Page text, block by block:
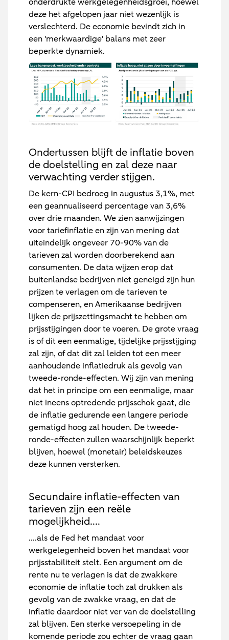
deze het afgelopen jaar niet wezenlijk is
verslechterd. De economie bevindt zich in
een 'merkwaardige' balans met zeer
beperkte dynamiek.
Ondertussen blijft de inflatie boven
de doelstelling en zal deze naar
verwachting verder stijgen.
De kern-CPI bedroeg in augustus 3,1%, met
een geannualiseerd percentage van 3,6%
over drie maanden. We zien aanwijzingen
voor tariefinflatie en zijn van mening dat
uiteindelijk ongeveer 70-90% van de
tarieven zal worden doorberekend aan
consumenten. De data wijzen erop dat
buitenlandse bedrijven niet geneigd zijn hun
prijzen te verlagen om de tarieven te
compenseren, en Amerikaanse bedrijven
lijken de prijszettingsmacht te hebben om
prijsstijgingen door te voeren. De grote vraag
is of dit een eenmalige, tijdelijke prijsstijging
zal zijn, of dat dit zal leiden tot een meer
aanhoudende inflatiedruk als gevolg van
tweede-ronde-effecten. Wij zijn van mening
dat het in principe om een eenmalige, maar
niet ineens optredende prijsschok gaat, die
de inflatie gedurende een langere periode
gematigd hoog zal houden. De tweede-
ronde-effecten zullen waarschijnlijk beperkt
blijven, hoewel (monetair) beleidskeuzes
deze kunnen versterken.
Secundaire inflatie-effecten van
tarieven zijn een reële
mogelijkheid....
....als de Fed het mandaat voor
werkgelegenheid boven het mandaat voor
prijsstabiliteit stelt. Een argument om de
rente nu te verlagen is dat de zwakkere
economie de inflatie toch zal drukken als
gevolg van de zwakke vraag, en dat de
inflatie daardoor niet ver van de doelstelling
zal blijven. Een sterke versoepeling in de
komende periode zou echter de vraag gaan